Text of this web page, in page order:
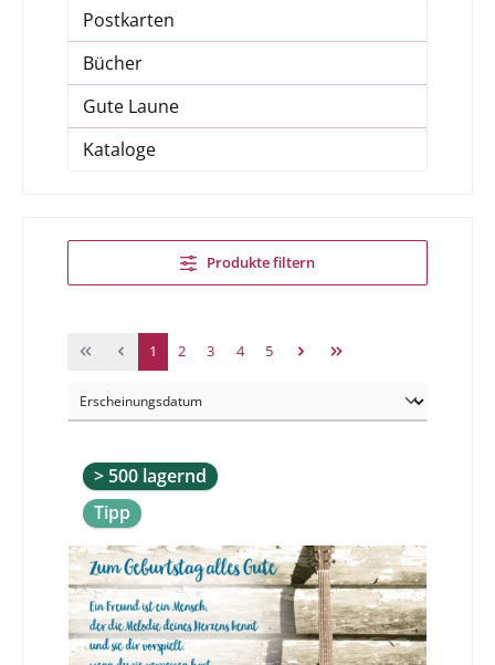
Postkarten
Bücher
Gute Laune
Kataloge
Produkte filtern
1 2 3 4 5
> 500 lagernd
Tipp